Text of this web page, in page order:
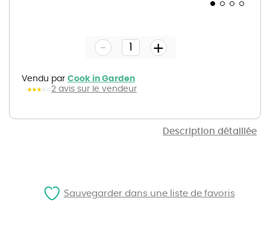
Description détaillée
gallery
Vendu par Cook in Garden
2 avis sur le vendeur
- +
Sauvegarder dans une liste de favoris